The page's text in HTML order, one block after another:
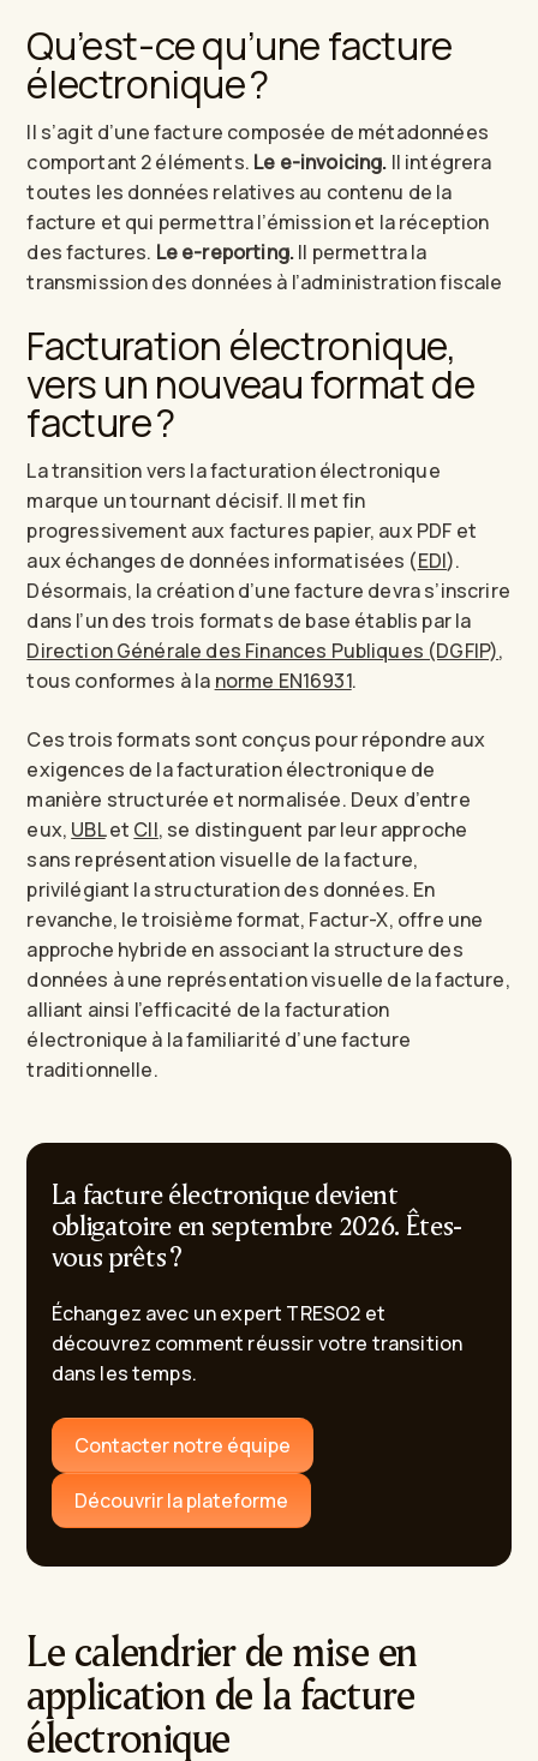
Qu’est-ce qu’une facture
électronique ?
Il s’agit d’une facture composée de métadonnées
comportant 2 éléments. Le e-invoicing. Il intégrera
toutes les données relatives au contenu de la
facture et qui permettra l’émission et la réception
des factures. Le e-reporting.Il permettra la
transmission des données à l’administration fiscale
Facturation électronique,
vers un nouveau format de
facture ?
La transition vers la facturation électronique
marque un tournant décisif. Il met fin
progressivement aux factures papier, aux PDF et
aux échanges de données informatisées (EDI).
Désormais, la création d’une facture devra s’inscrire
dans l’un des trois formats de base établis par la
Direction Générale des Finances Publiques (DGFIP),
tous conformes à la norme EN16931.
Ces trois formats sont conçus pour répondre aux
exigences de la facturation électronique de
manière structurée et normalisée. Deux d’entre
eux, UBLet CII, se distinguent par leur approche
sans représentation visuelle de la facture,
privilégiant la structuration des données. En
revanche, le troisième format, Factur-X, offre une
approche hybride en associant la structure des
données à une représentation visuelle de la facture,
alliant ainsi l’efficacité de la facturation
électronique à la familiarité d’une facture
traditionnelle.
La facture électronique devient
obligatoire en septembre 2026. Êtes-
vous prêts ?
Échangez avec un expert TRESO2 et
découvrez comment réussir votre transition
dans les temps.
Contacter notre équipe
Découvrir la plateforme
Le calendrier de mise en
application de la facture
électronique